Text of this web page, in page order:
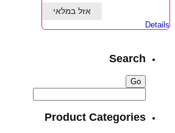
אזל במלאי
Details
Search
Product Categories